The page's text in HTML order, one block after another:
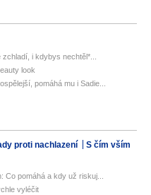
zchladí, i kdybys nechtěl*...
look
pomáhá mu i Sadie...
proti nachlazení
S čím vším
Co pomáhá a kdy už riskuj...
vyléčit